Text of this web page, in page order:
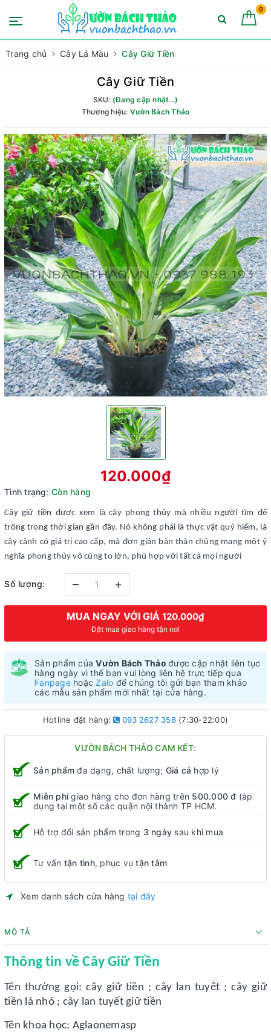
0
Trang chủ Cây Lá Màu Cây Giữ Tiền
Cây Giữ Tiền
SKU: (Đang cập nhật...)
Thương hiệu: Vườn Bách Thảo
120.000₫
Tình trạng: Còn hàng
Cây giữ tiền được xem là cây phong thủy mà nhiều người tìm để
trông trong thời gian gần đây. Nó không phải là thực vật quý hiếm, là
cây cảnh có giá trị cao cấp, mà đơn giản bản thân chúng mang một ý
nghĩa phong thủy vô cùng to lớn, phù hợp với tất cả mọi người
Số lượng: – +
MUA NGAY VỚI GIÁ 120.000₫
Đặt mua giao hàng tận nơi
Sản phẩm củaVườn Bách Thảo được cập nhật liên tục
hàng ngày vì thế bạn vui lòng liên hệ trực tiếp qua
FanpagehoặcZalo để chúng tôi gửi bạn tham khảo
các mẫu sản phẩm mới nhất tại cửa hàng.
Hotline đặt hàng: 093 2627 358(7:30-22:00)
VƯỜN BÁCH THẢO CAM KẾT:
Sản phẩm đa dạng, chất lượng; Giá cả hợp lý
Miễn phígiao hàng cho đơn hàng trên 500.000 đ (áp
dụng tại một số các quận nội thành TP HCM.
Hỗ trợ đổi sản phẩm trong 3 ngày sau khi mua
Tư vấn tận tình, phục vụtận tâm
Xem danh sách cửa hàng tại đây
MÔ TẢ
Thông tin về Cây Giữ Tiền
Tên thường gọi: cây giữ tiền ; cây lan tuyết ; cây giữ
tiền lá nhỏ ; cây lan tuyết giữ tiền
Tên khoa học: Aglaonemasp